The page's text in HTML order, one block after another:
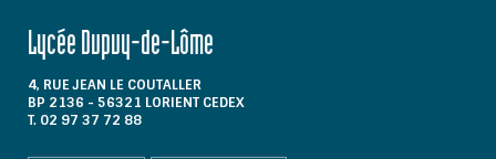
Lycée Dupuy-de-Lôme
4, RUE JEAN LE COUTALLER
BP 2136 - 56321 LORIENT CEDEX
T. 02 97 37 72 88